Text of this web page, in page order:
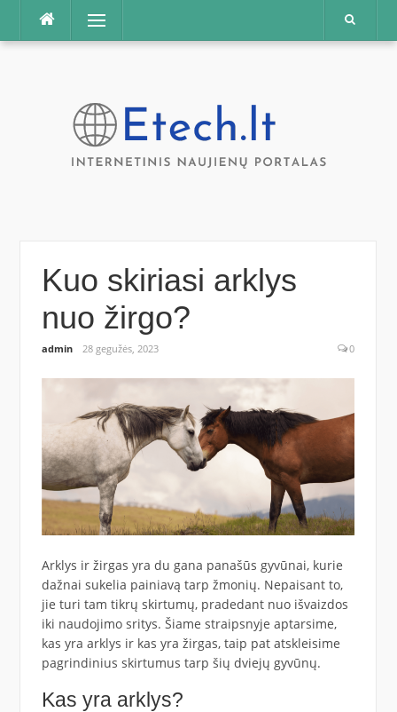
Praleisti
Meniu
Kuo skiriasi arklys
nuo žirgo?
admin 28 gegužės, 2023 0
Arklys ir žirgas yra du gana panašūs gyvūnai, kurie
dažnai sukelia painiavą tarp žmonių. Nepaisant to,
jie turi tam tikrų skirtumų, pradedant nuo išvaizdos
iki naudojimo sritys. Šiame straipsnyje aptarsime,
kas yra arklys ir kas yra žirgas, taip pat atskleisime
pagrindinius skirtumus tarp šių dviejų gyvūnų.
Kas yra arklys?